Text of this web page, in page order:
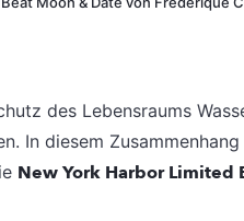
des Lebensraums
In diesem
New York Harbor Limited